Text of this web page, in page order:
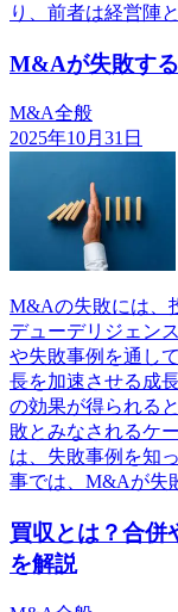
り、前者は経営陣
M&Aが失敗す
M&A全般
2025年10月31日
M&Aの失敗には、
デューデリジェン
や失敗事例を通し
長を加速させる成
の効果が得られる
敗とみなされるケ
は、失敗事例を知
事では、M&Aが失
買収とは？合
を解説